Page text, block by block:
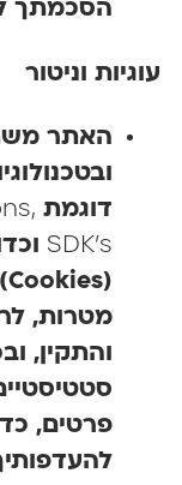
הסכמתך
וניטור
האתר
דוגמת
SDK's
Cookies
),
מטרות,
והתקין,
סטטיסטיים
פרטים, כדי
להעדפותיך